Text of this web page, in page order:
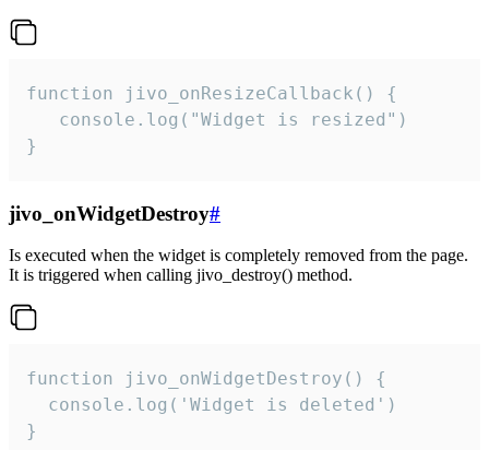
function jivo_onResizeCallback() {
   console.log("Widget is resized")
}
jivo_onWidgetDestroy#
Is executed when the widget is completely removed from the page.
It is triggered when calling jivo_destroy() method.
function jivo_onWidgetDestroy() {
  console.log('Widget is deleted')
}